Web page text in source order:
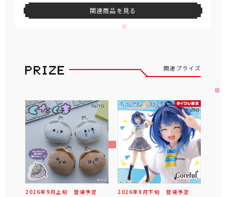
関連商品を見る
関連プライズ
2026年9 月 上旬 登場予定 2026年8 月下旬 登場予定